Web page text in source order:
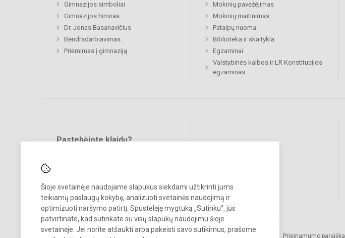
Šioje svetainėje naudojame slapukus siekdami užtikrinti jums
teikiamų paslaugų kokybę, analizuoti svetainės naudojimą ir
optimizuoti naršymo patirtį. Spustelėję mygtuką „Sutinku“, jūs
patvirtinate, kad sutinkate su visų slapukų naudojimu šioje
svetainėje. Jei norite atšaukti arba pakeisti savo sutikimus, prašome
Gimnazijos simboliai
Gimnazijos himnas
Dr. Jonas Basanavičius
Bendradarbiavimas
Priėmimas į gimnaziją
Mokinių pavėžėjimas
Mokinių maitinimas
Patalpų nuoma
Biblioteka ir skaitykla
Egzaminai
Valstybinės kalbos ir LR Konstitucijos
egzaminas
Pastebėjote klaidų?
© 2023. Ukmergės Jono Basanavičiaus gimnazija. Visos teisės saugomos. Prieinamumo paraiška